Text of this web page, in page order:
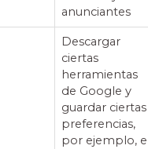
anunciantes
Descargar
ciertas
herramientas
de Google y
guardar ciertas
preferencias,
por ejemplo,